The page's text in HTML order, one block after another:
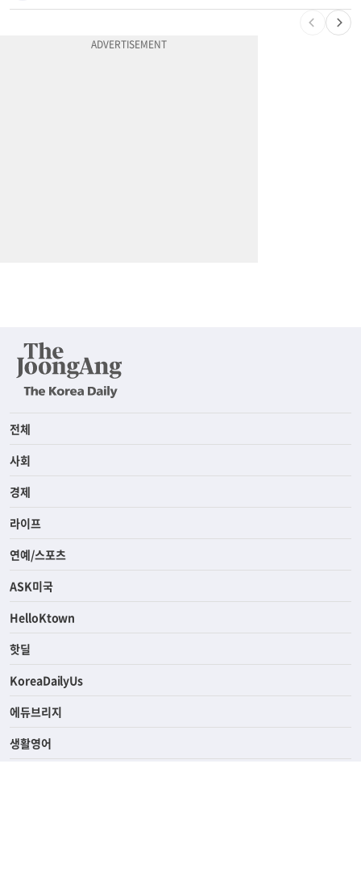
전체
사회
경제
라이프
연예/스포츠
ASK미국
HelloKtown
핫딜
KoreaDailyUs
에듀브리지
생활영어